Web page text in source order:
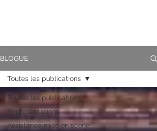
BLOGUE
Toutes les publications
Représentations
Assistance mise en scène
Toutes les publications